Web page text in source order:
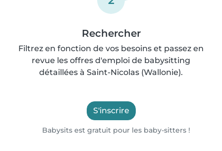
Rechercher
Filtrez en fonction de vos besoins et passez en
revue les offres d'emploi de babysitting
détaillées à Saint-Nicolas (Wallonie).
S'inscrire
Babysits est gratuit pour les baby-sitters !